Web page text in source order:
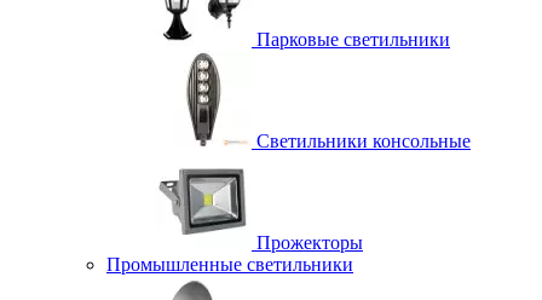
Парковые светильники
Светильники консольные
Прожекторы
Промышленные светильники